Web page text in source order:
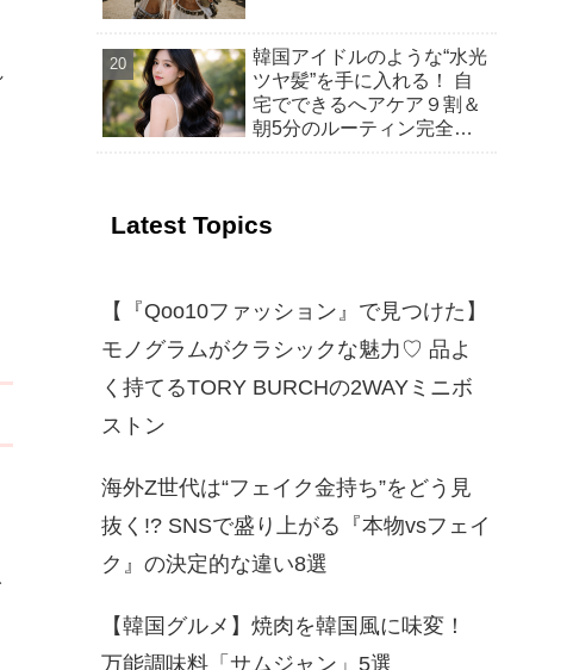
韓国アイドルのような“水光
ツヤ髪”を手に入れる！ 自
宅でできるへアケア９割＆
朝5分のルーティン完全ガ
Latest Topics
【『Qoo10ファッション』で見つけた】
モノグラムがクラシックな魅力♡ 品よ
く持てるTORY BURCHの2WAYミニボ
ストン
海外Z世代は“フェイク金持ち”をどう見
抜く!? SNSで盛り上がる『本物vsフェイ
ク』の決定的な違い8選
【韓国グルメ】焼肉を韓国風に味変！
万能調味料「サムジャン」5選